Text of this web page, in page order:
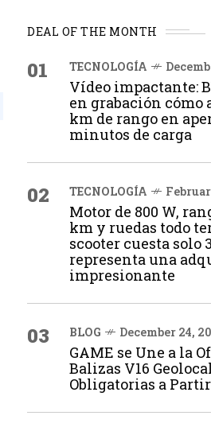
DEAL OF THE MONTH
01 TECNOLOGÍA
Vídeo impactante:
en grabación cómo
km de rango en
minutos de carga
02 TECNOLOGÍA
Motor de 800 W,
km y ruedas todo
scooter cuesta solo
representa una
impresionante
03 BLOG December 24,
GAME se Une a la
Balizas V16
Obligatorias a Partir